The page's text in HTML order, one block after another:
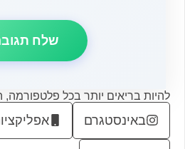
להיות בריאים יותר בכל פלטפורמה,
באינסטגרם